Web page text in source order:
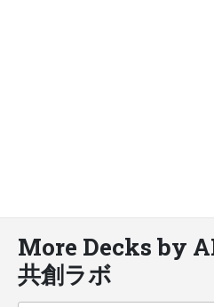
More Decks by
共創ラボ